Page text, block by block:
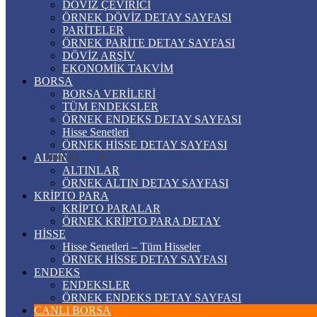
% -0,02
£ POUND
64,2507
% 0,08
¥ YUAN
7,0712
% 0,22
РУБ RUBLE
0,5780
% -0,34
BITCOIN/TL
3067509,747
% -0,30
BIST 100
13.798,82
% 0,70
DÖVİZ ÇEVİRİCİ
ÖRNEK DÖVİZ DETAY SAYFASI
PARİTELER
ÖRNEK PARİTE DETAY SAYFASI
DÖVİZ ARŞİV
EKONOMİK TAKVİM
BORSA
BORSA VERİLERİ
TÜM ENDEKSLER
ÖRNEK ENDEKS DETAY SAYFASI
Hisse Senetleri
ÖRNEK HİSSE DETAY SAYFASI
ALTIN
ALTINLAR
ÖRNEK ALTIN DETAY SAYFASI
KRİPTO PARA
KRİPTO PARALAR
ÖRNEK KRİPTO PARA DETAY
HİSSE
Hisse Senetleri – Tüm Hisseler
ÖRNEK HİSSE DETAY SAYFASI
ENDEKS
ENDEKSLER
ÖRNEK ENDEKS DETAY SAYFASI
CANLI BORSA
BUGÜN
BU HAFTA
BU AY
BU YIL
12 YILLIK
* Piyasaların kapalı olduğu gün ve saatlerde veri akışı
CANLI SOHBET
PİYASA ÖZETİ
47,7038
% 0.16
Euro
55,0311 % -0.02